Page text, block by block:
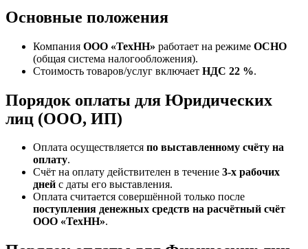
Основные положения
Компания ООО «ТехНН» работает на режиме ОСНО
(общая система налогообложения).
Стоимость товаров/услуг включает НДС 22 %.
Порядок оплаты для Юридических
лиц (ООО, ИП)
Оплата осуществляется по выставленному счёту на
оплату.
Счёт на оплату действителен в течение 3‑х рабочих
дней с даты его выставления.
Оплата считается совершённой только после
поступления денежных средств на расчётный счёт
ООО «ТехНН».